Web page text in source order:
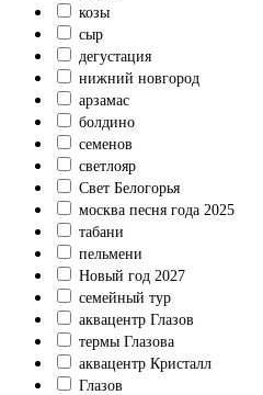
козы
сыр
дегустация
нижний новгород
арзамас
болдино
семенов
светлояр
Свет Белогорья
москва песня года 2025
табани
пельмени
Новый год 2027
семейный тур
аквацентр Глазов
термы Глазова
аквацентр Кристалл
Глазов